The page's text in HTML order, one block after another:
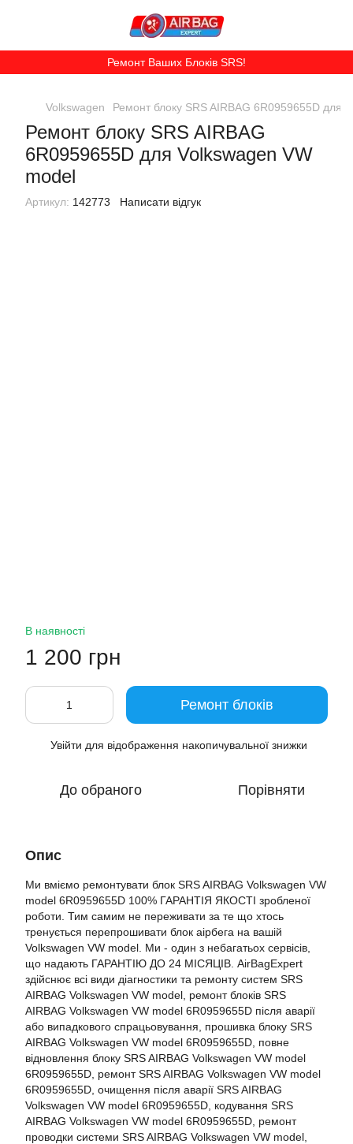
Ремонт Ваших Блоків SRS!
Volkswagen Ремонт блоку SRS AIRBAG 6R0959655D для
Ремонт блоку SRS AIRBAG
6R0959655D для Volkswagen VW
model
Артикул: 142773 Написати відгук
В наявності
1 200 грн
Ремонт блоків
Увійти для відображення накопичувальної знижки
До обраного Порівняти
Опис
Ми вміємо ремонтувати блок SRS AIRBAG Volkswagen VW
model 6R0959655D 100% ГАРАНТІЯ ЯКОСТІ зробленої
роботи. Тим самим не переживати за те що хтось
тренується перепрошивати блок аірбега на вашій
Volkswagen VW model. Ми - один з небагатьох сервісів,
що надають ГАРАНТІЮ ДО 24 МІСЯЦІВ. AirBagExpert
здійснює всі види діагностики та ремонту систем SRS
AIRBAG Volkswagen VW model, ремонт блоків SRS
AIRBAG Volkswagen VW model 6R0959655D після аварії
або випадкового спрацьовування, прошивка блоку SRS
AIRBAG Volkswagen VW model 6R0959655D, повне
відновлення блоку SRS AIRBAG Volkswagen VW model
6R0959655D, ремонт SRS AIRBAG Volkswagen VW model
6R0959655D, очищення після аварії SRS AIRBAG
Volkswagen VW model 6R0959655D, кодування SRS
AIRBAG Volkswagen VW model 6R0959655D, ремонт
проводки системи SRS AIRBAG Volkswagen VW model,